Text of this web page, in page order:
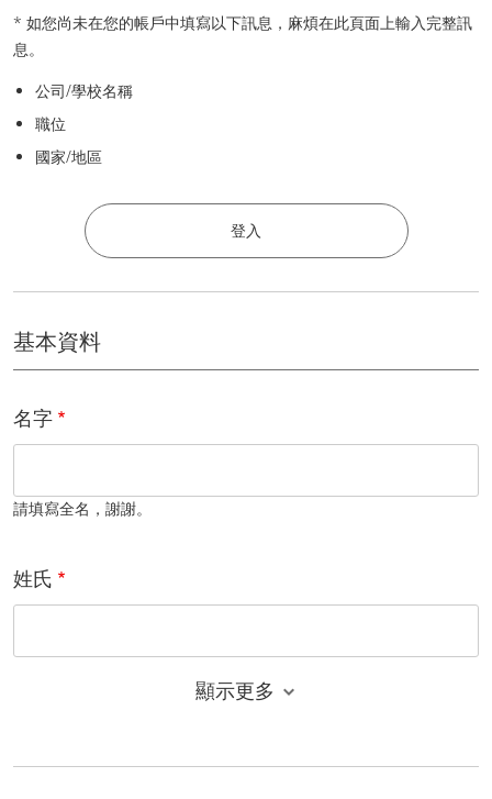
* 如您尚未在您的帳戶中填寫以下訊息，麻煩在此頁面上輸入完整訊
息。
公司/學校名稱
職位
國家/地區
登入
基本資料
名字
請填寫全名，謝謝。
姓氏
顯示更多